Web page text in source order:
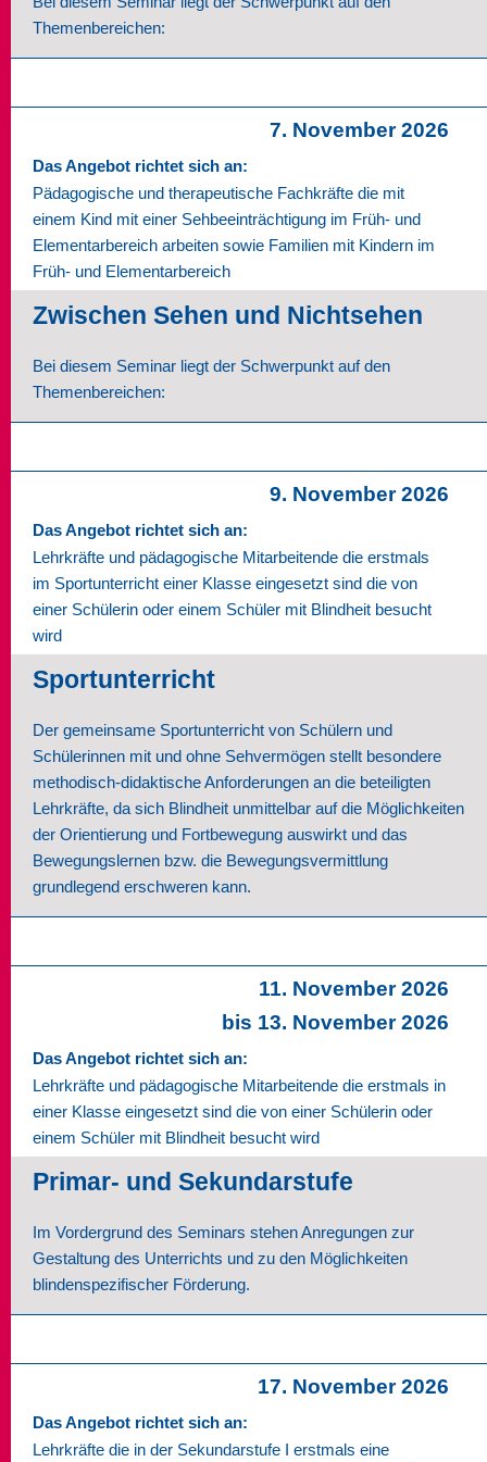
Themenbereichen:
7. November 2026
Das Angebot richtet sich an:
Pädagogische und therapeutische Fachkräfte die mit
einem Kind mit einer Sehbeeinträchtigung im Früh- und
Elementarbereich arbeiten sowie Familien mit Kindern im
Früh- und Elementarbereich
Zwischen Sehen und Nichtsehen
Bei diesem Seminar liegt der Schwerpunkt auf den
Themenbereichen:
9. November 2026
Das Angebot richtet sich an:
Lehrkräfte und pädagogische Mitarbeitende die erstmals
im Sportunterricht einer Klasse eingesetzt sind die von
einer Schülerin oder einem Schüler mit Blindheit besucht
wird
Sportunterricht
Der gemeinsame Sportunterricht von Schülern und
Schülerinnen mit und ohne Sehvermögen stellt besondere
methodisch-didaktische Anforderungen an die beteiligten
Lehrkräfte, da sich Blindheit unmittelbar auf die Möglichkeiten
der Orientierung und Fortbewegung auswirkt und das
Bewegungslernen bzw. die Bewegungsvermittlung
grundlegend erschweren kann.
11. November 2026
bis 13. November 2026
Das Angebot richtet sich an:
Lehrkräfte und pädagogische Mitarbeitende die erstmals in
einer Klasse eingesetzt sind die von einer Schülerin oder
einem Schüler mit Blindheit besucht wird
Primar- und Sekundarstufe
Im Vordergrund des Seminars stehen Anregungen zur
Gestaltung des Unterrichts und zu den Möglichkeiten
blindenspezifischer Förderung.
17. November 2026
Das Angebot richtet sich an:
Lehrkräfte die in der Sekundarstufe I erstmals eine